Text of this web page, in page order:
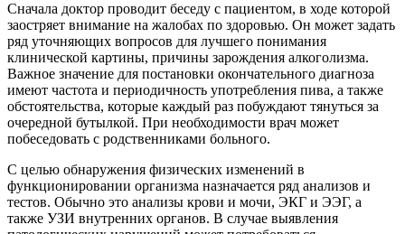
Сначала доктор проводит беседу с пациентом, в ходе которой
заостряет внимание на жалобах по здоровью. Он может задать
ряд уточняющих вопросов для лучшего понимания
клинической картины, причины зарождения алкоголизма.
Важное значение для постановки окончательного диагноза
имеют частота и периодичность употребления пива, а также
обстоятельства, которые каждый раз побуждают тянуться за
очередной бутылкой. При необходимости врач может
побеседовать с родственниками больного.
С целью обнаружения физических изменений в
функционировании организма назначается ряд анализов и
тестов. Обычно это анализы крови и мочи, ЭКГ и ЭЭГ, а
также УЗИ внутренних органов. В случае выявления